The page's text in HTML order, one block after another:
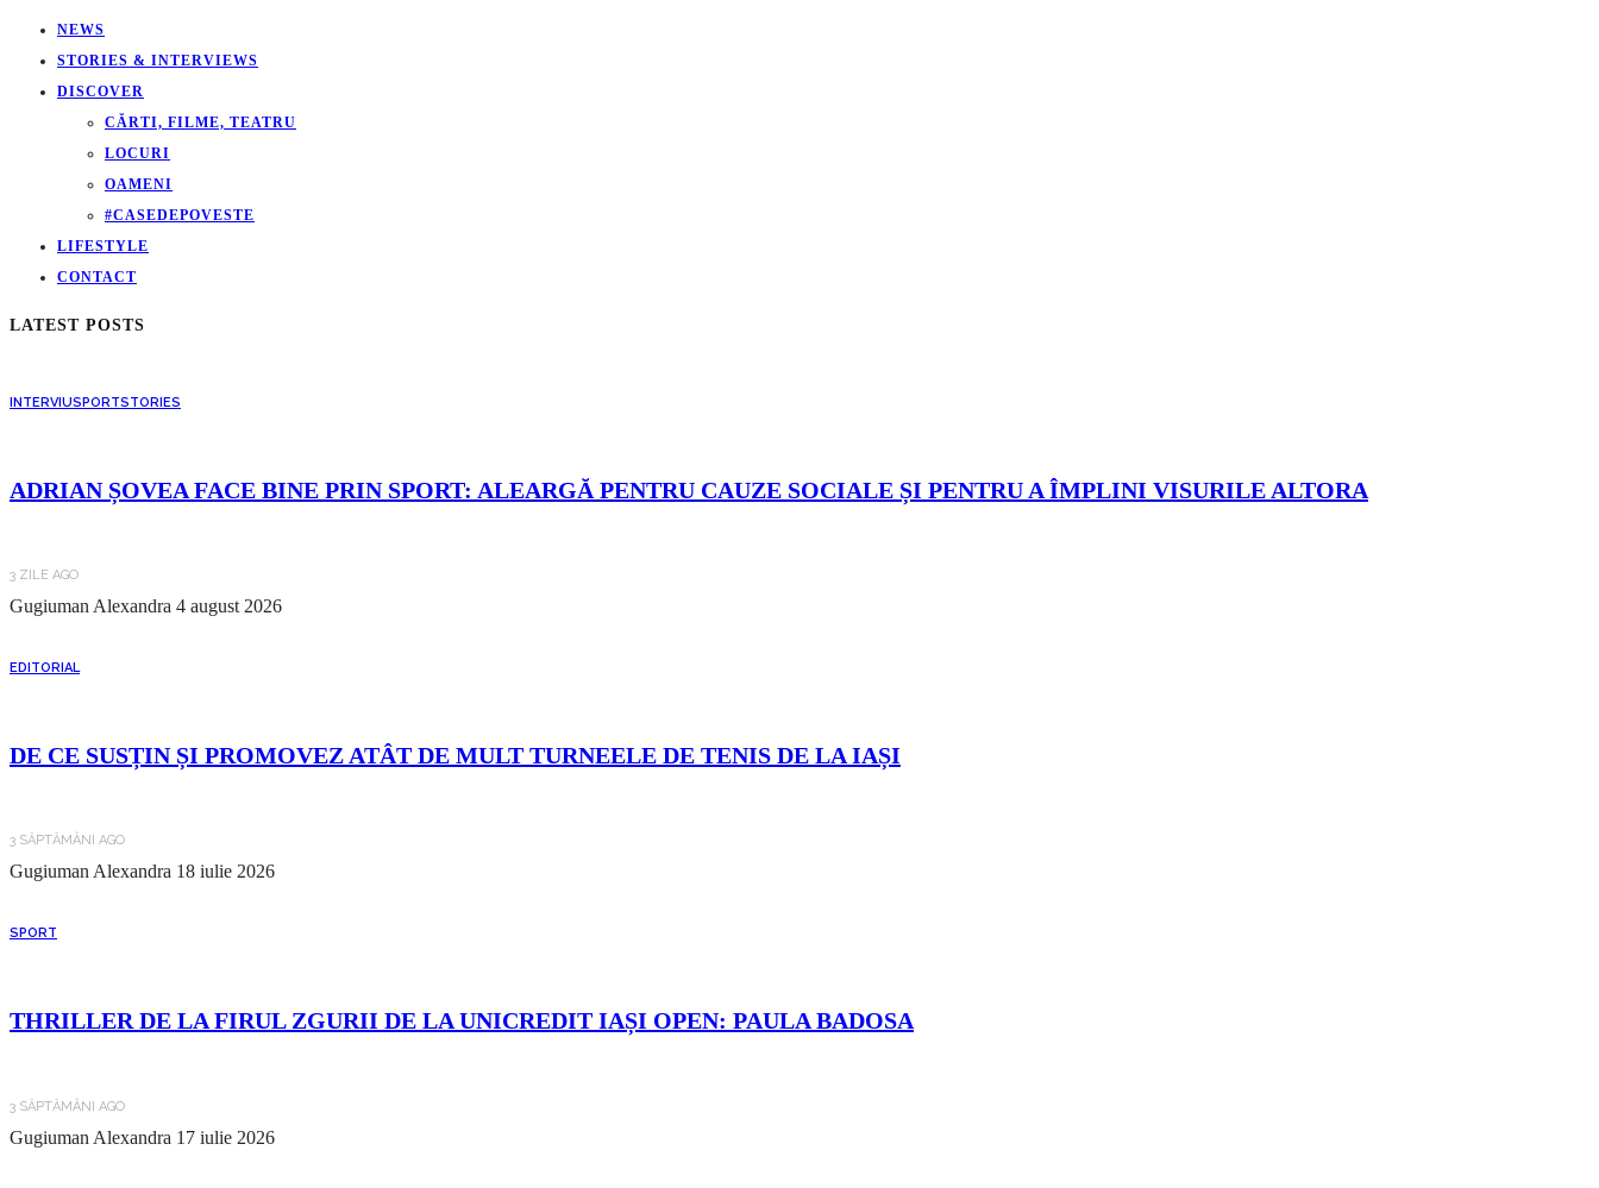
NEWS
STORIES & INTERVIEWS
DISCOVER
CĂRTI, FILME, TEATRU
LOCURI
OAMENI
#CASEDEPOVESTE
LIFESTYLE
CONTACT
LATEST POSTS
INTERVIUSPORTSTORIES
ADRIAN ȘOVEA FACE BINE PRIN SPORT: ALEARGĂ PENTRU CAUZE SOCIALE ȘI PENTRU A ÎMPLINI VISURILE ALTORA
3 ZILE AGO
Gugiuman Alexandra 4 august 2026
EDITORIAL
DE CE SUSȚIN ȘI PROMOVEZ ATÂT DE MULT TURNEELE DE TENIS DE LA IAȘI
3 SĂPTĂMÂNI AGO
Gugiuman Alexandra 18 iulie 2026
SPORT
THRILLER DE LA FIRUL ZGURII DE LA UNICREDIT IAȘI OPEN: PAULA BADOSA
3 SĂPTĂMÂNI AGO
Gugiuman Alexandra 17 iulie 2026